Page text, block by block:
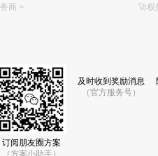
商 >
🚀权
订阅朋友圈方案
（方案小助手）
及时收到奖励消息
（官方服务号）